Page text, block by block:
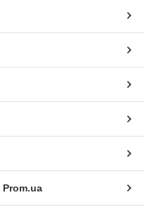
Prom.ua